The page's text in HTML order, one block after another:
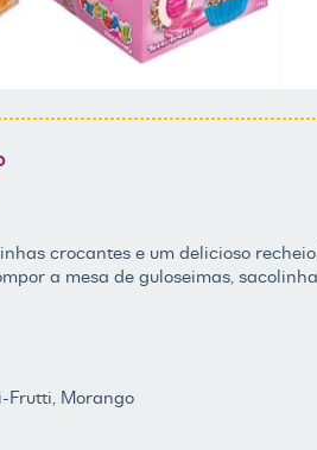
crocantes e um delicioso
a mesa de guloseimas,
Frutti, Morango